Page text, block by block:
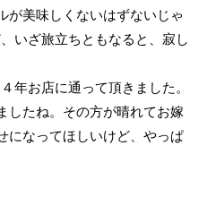
が美味しくないはずないじゃ
いざ旅立ちともなると、寂し
年お店に通って頂きました。
したね。その方が晴れてお嫁
になってほしいけど、やっぱ